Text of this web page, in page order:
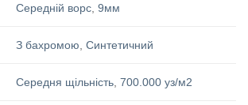
Середній ворс,9мм
З бахромою,Синтетичний
Середня щільність,700.000 уз/м2